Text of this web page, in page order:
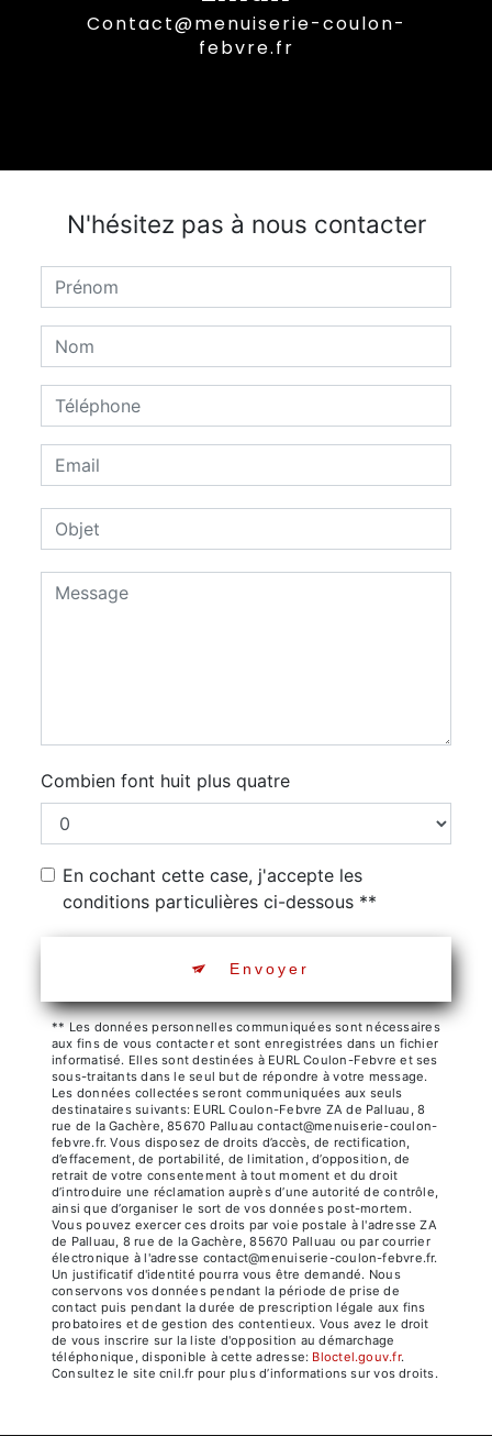
contact@menuiserie-coulon-
febvre.fr
N'hésitez pas à nous contacter
Combien font huit plus quatre
En cochant cette case, j'accepte les
conditions particulières ci-dessous **
Envoyer
** Les données personnelles communiquées sont nécessaires
aux fins de vous contacter et sont enregistrées dans un fichier
informatisé. Elles sont destinées à EURL Coulon-Febvre et ses
sous-traitants dans le seul but de répondre à votre message.
Les données collectées seront communiquées aux seuls
destinataires suivants: EURL Coulon-Febvre ZA de Palluau, 8
rue de la Gachère, 85670 Palluau contact@menuiserie-coulon-
febvre.fr. Vous disposez de droits d’accès, de rectification,
d’effacement, de portabilité, de limitation, d’opposition, de
retrait de votre consentement à tout moment et du droit
d’introduire une réclamation auprès d’une autorité de contrôle,
ainsi que d’organiser le sort de vos données post-mortem.
Vous pouvez exercer ces droits par voie postale à l'adresse ZA
de Palluau, 8 rue de la Gachère, 85670 Palluau ou par courrier
électronique à l'adresse contact@menuiserie-coulon-febvre.fr.
Un justificatif d'identité pourra vous être demandé. Nous
conservons vos données pendant la période de prise de
contact puis pendant la durée de prescription légale aux fins
probatoires et de gestion des contentieux. Vous avez le droit
de vous inscrire sur la liste d'opposition au démarchage
téléphonique, disponible à cette adresse:
Bloctel.gouv.fr.
Consultez le site cnil.fr pour plus d’informations sur vos droits.